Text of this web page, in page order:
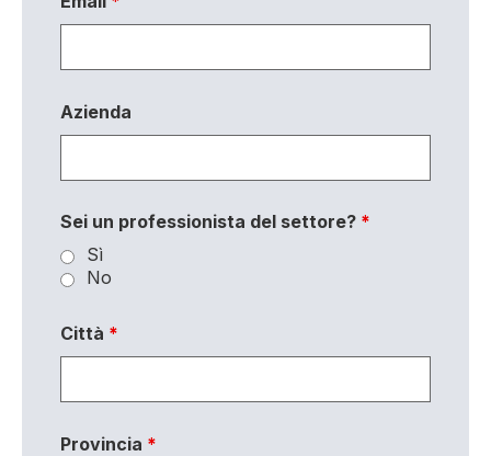
Azienda
Sei un professionista del settore? *
Sì
No
Città *
Provincia *